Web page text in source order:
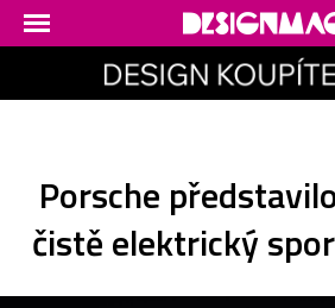
Porsche
čistě elektrický